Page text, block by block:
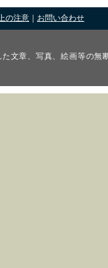
の注意 お問い合わせ
文章、写真、絵画等の無